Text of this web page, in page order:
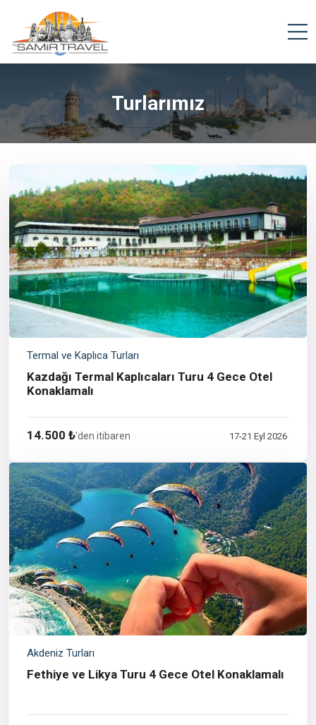
Turlarımız
Termal ve Kaplıca Turları
Kazdağı Termal Kaplıcaları Turu 4 Gece Otel
Konaklamalı
14.500 ₺'den itibaren 17-21 Eyl 2026
Akdeniz Turları
Fethiye ve Likya Turu 4 Gece Otel Konaklamalı